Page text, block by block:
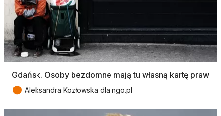
Gdańsk. Osoby bezdomne mają tu własną kartę praw
● Aleksandra Kozłowska dla ngo.pl